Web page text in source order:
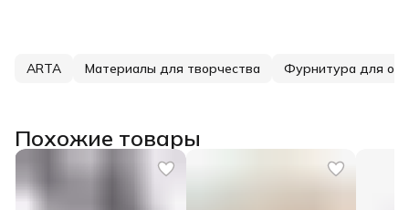
ARTA Материалы для творчества Фурнитура для
Похожие товары